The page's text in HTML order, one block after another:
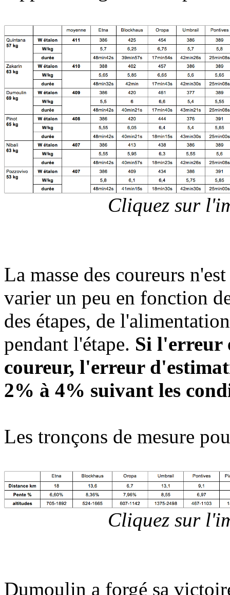
Cliquez sur
La masse des coureurs
varier un peu en fonction
des étapes, de
pendant l'étape. Si l'erreur
coureur, l'erreur
2% à 4% suivant les
Les tronçons de mesure
Cliquez sur
Dumoulin a forgé sa